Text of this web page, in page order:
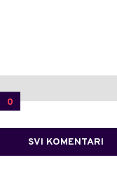
0
SVI KOMENTARI